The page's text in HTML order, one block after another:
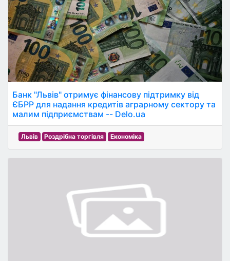
Банк "Львів" отримує фінансову підтримку від
ЄБРР для надання кредитів аграрному сектору та
малим підприємствам -- Delo.ua
Львів Роздрібна торгівля Економіка